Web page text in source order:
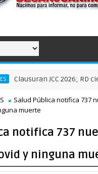
JCC 2026; RD cierra
Salud Pública notifica 737
muerte
notifica 737
y ninguna